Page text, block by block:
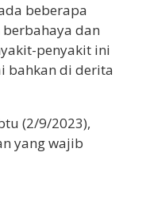
beberapa
dan
penyakit ini
bahkan di derita
(2/9/2023),
yang wajib